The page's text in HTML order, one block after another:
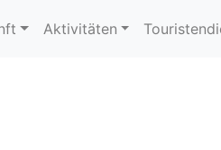
Aktivitäten